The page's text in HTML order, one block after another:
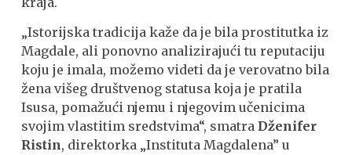
„Istorijska tradicija kaže da je bila prostitutka iz
Magdale, ali ponovno analizirajući tu reputaciju
koju je imala, možemo videti da je verovatno bila
žena višeg društvenog statusa koja je pratila
Isusa, pomažući njemu i njegovim učenicima
svojim vlastitim sredstvima“, smatraDženifer
Ristin, direktorka „Instituta Magdalena” u